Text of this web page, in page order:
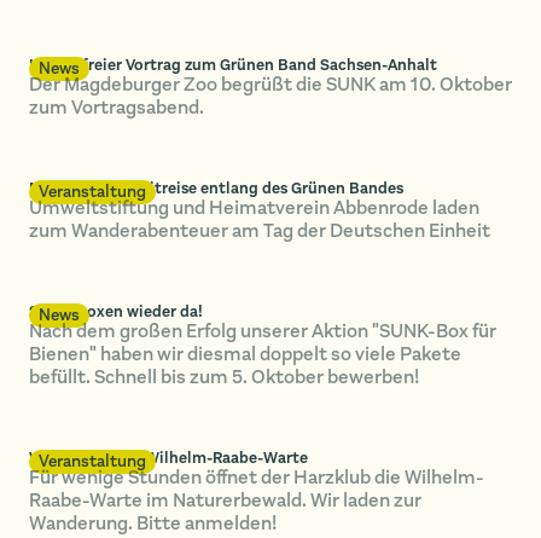
News
Kostenfreier Vortrag zum Grünen Band Sachsen-Anhalt
Der Magdeburger Zoo begrüßt die SUNK am 10. Oktober
zum Vortragsabend.
Veranstaltung
Multimediale Zeitreise entlang des Grünen Bandes
Umweltstiftung und Heimatverein Abbenrode laden
zum Wanderabenteuer am Tag der Deutschen Einheit
News
SUNK-Boxen wieder da!
Nach dem großen Erfolg unserer Aktion "SUNK-Box für
Bienen" haben wir diesmal doppelt so viele Pakete
befüllt. Schnell bis zum 5. Oktober bewerben!
Veranstaltung
Wanderung zur Wilhelm-Raabe-Warte
Für wenige Stunden öffnet der Harzklub die Wilhelm-
Raabe-Warte im Naturerbewald. Wir laden zur
Wanderung. Bitte anmelden!